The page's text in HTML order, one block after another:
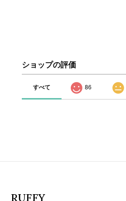
ショップの評価
すべて 86
RUFFY